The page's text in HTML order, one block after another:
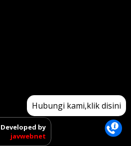
Hubungi kami,klik disini
Developed by
javwebnet